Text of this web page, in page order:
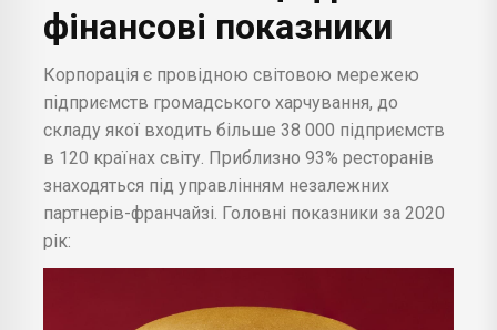
фінансові показники
Корпорація є провідною світовою мережею
підприємств громадського харчування, до
складу якої входить більше 38 000 підприємств
в 120 країнах світу. Приблизно 93% ресторанів
знаходяться під управлінням незалежних
партнерів-франчайзі. Головні показники за 2020
рік: